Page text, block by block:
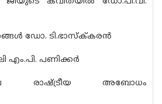
ഡോ. ടി.ഭാസ്ക്‌കരൻ
എം.പി. പണിക്കർ
രാഷ്ട്രീയ അബോധം